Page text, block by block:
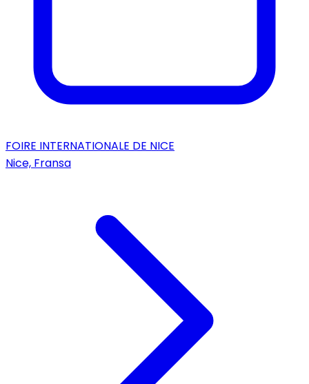
FOIRE INTERNATIONALE DE NICE
Nice, Fransa